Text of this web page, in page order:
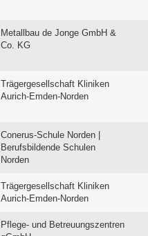
Metallbau de Jonge GmbH &
Co. KG
Trägergesellschaft Kliniken
Aurich-Emden-Norden
Conerus-Schule Norden |
Berufsbildende Schulen
Norden
Trägergesellschaft Kliniken
Aurich-Emden-Norden
Pflege- und Betreuungszentren